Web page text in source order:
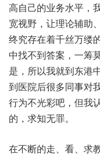
高自己的业务水平，
宽视野，让理论辅助
终究存在着千丝万缕
中找不到答案，一筹
是，所以我就到东港
到医院后很多同事对
行为不光彩吧，但我
的，求知无罪。
在不断的走、看、求